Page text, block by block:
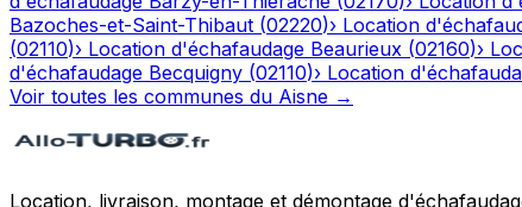
Bazoches-et-Saint-Thibaut (02220)› Location
(02110)› Location d'échafaudage Beaurieux (02160)›
d'échafaudage Becquigny (02110)› Location
Voir toutes les communes du Aisne →
Location, livraison, montage et démontage